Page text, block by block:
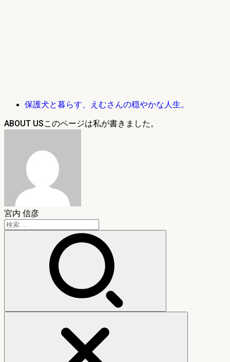
保護犬と暮らす、えむさんの穏やかな人生。
ABOUT US
宮内 信彦
検
索: